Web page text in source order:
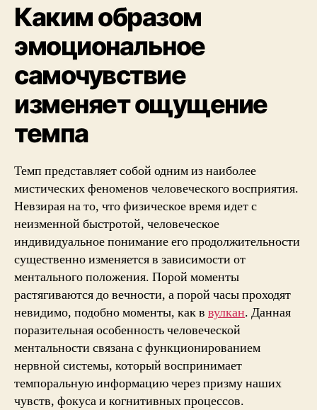
Каким образом
эмоциональное
самочувствие
изменяет ощущение
темпа
Темп представляет собой одним из наиболее
мистических феноменов человеческого восприятия.
Невзирая на то, что физическое время идет с
неизменной быстротой, человеческое
индивидуальное понимание его продолжительности
существенно изменяется в зависимости от
ментального положения. Порой моменты
растягиваются до вечности, а порой часы проходят
невидимо, подобно моменты, как в вулкан. Данная
поразительная особенность человеческой
ментальности связана с функционированием
нервной системы, который воспринимает
темпоральную информацию через призму наших
чувств, фокуса и когнитивных процессов.